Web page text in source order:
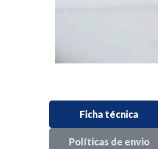
Ficha técnica
Políticas de envio